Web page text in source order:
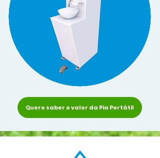
Quero saber o valor da Pia Portátil